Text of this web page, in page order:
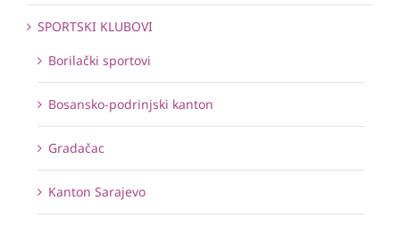
SPORTSKI KLUBOVI
Borilački sportovi
Bosansko-podrinjski kanton
Gradačac
Kanton Sarajevo